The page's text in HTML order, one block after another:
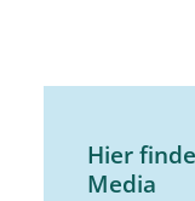
Hier
Media